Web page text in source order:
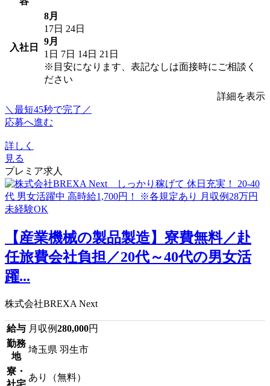
入社日
8月
17日 24日
9月
1日 7日 14日 21日
※目安になります、表記なしは面接時にご相談く
ださい
詳細を表示
＼最短45秒で完了／
応募へ進む
詳しく
見る
プレミア求人
【産業機械の製品製造】寮費無料／赴
任旅費会社負担／20代～40代の男女活
躍...
株式会社BREXA Next
給与 月収例280,000円
勤務
地
埼玉県 羽生市
寮・
社宅
あり（無料）